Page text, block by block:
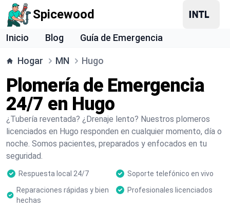
Spicewood
Inicio Blog Guía de Emergencia
Hogar MN Hugo
Plomería de Emergencia
24/7 en Hugo
¿Tubería reventada? ¿Drenaje lento? Nuestros plomeros
licenciados en Hugo responden en cualquier momento, día o
noche. Somos pacientes, preparados y enfocados en tu
seguridad.
Respuesta local 24/7
Soporte telefónico en vivo
Reparaciones rápidas y bien
hechas
Profesionales licenciados